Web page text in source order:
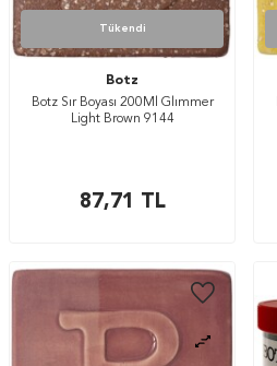
Tükendi
Botz
Botz Sır Boyası 200Ml Glımmer
Light Brown 9144
87,71 TL